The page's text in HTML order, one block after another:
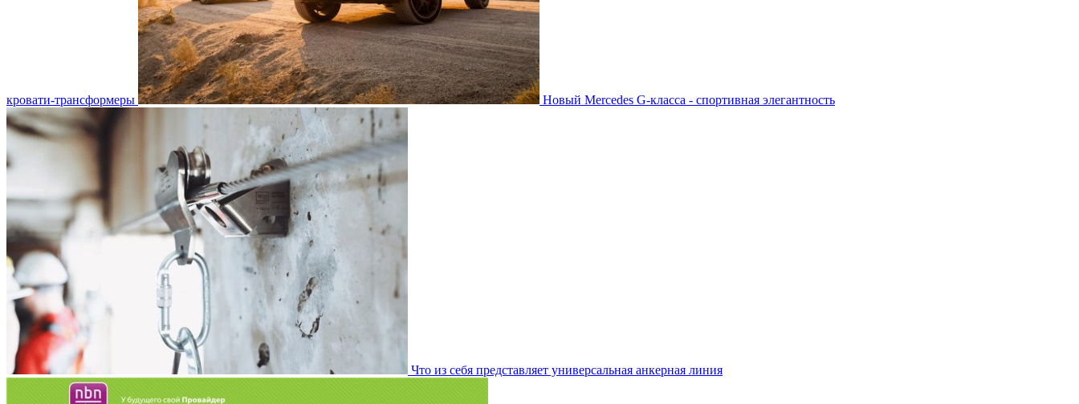
кровати-трансформеры Новый Mercedes G-класса - спортивная элегантность
Что из себя представляет универсальная анкерная линия